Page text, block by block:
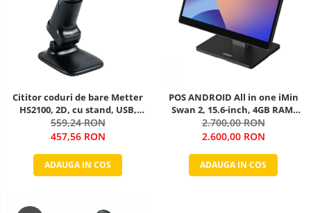
Cititor coduri de bare Metter
HS2100, 2D, cu stand, USB,
negru
559,24 RON
457,56 RON
ADAUGA IN COS
POS ANDROID All in one iMin
Swan 2, 15.6-inch, 4GB RAM,
64GB ROM, Android 13
2.700,00 RON
2.600,00 RON
ADAUGA IN COS